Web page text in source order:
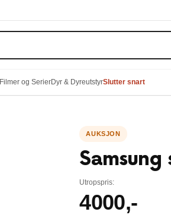
Filmer og SerierDyr & DyreutstyrSlutter snart
Samsung
Utropspris:
4000,-